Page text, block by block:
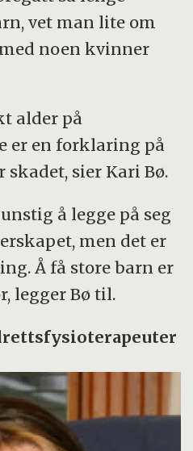
vet man lite om
noen kvinner
alder på
er en forklaring på
sier Kari Bø.
å legge på seg
men det er
Å få store barn er
legger Bø til.